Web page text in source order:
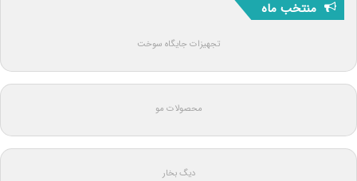
منتخب ماه
تجهیزات جایگاه سوخت
محصولات مو
دیگ بخار